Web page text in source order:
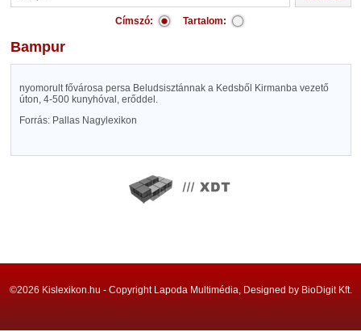
Címszó: Tartalom:
Bampur
nyomorult fővárosa persa Beludsisztánnak a Kedsből Kirmanba vezető
úton, 4-500 kunyhóval, erőddel.
Forrás: Pallas Nagylexikon
©2026 Kislexikon.hu - Copyright Lapoda Multimédia, Designed by BioDigit Kft.